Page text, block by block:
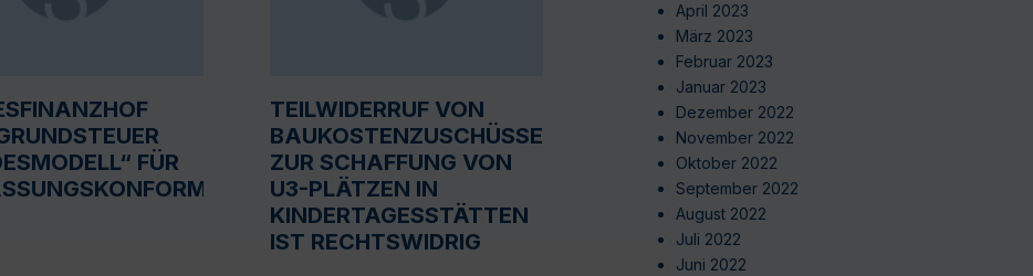
FÜR
TEILWIDERRUF VON
BAUKOSTENZUSCHÜSSEN
ZUR SCHAFFUNG VON
U3-PLÄTZEN IN
KINDERTAGESSTÄTTEN
IST RECHTSWIDRIG
April 2023
März 2023
Februar 2023
Januar 2023
Dezember 2022
November 2022
Oktober 2022
September 2022
August 2022
Juli 2022
Juni 2022